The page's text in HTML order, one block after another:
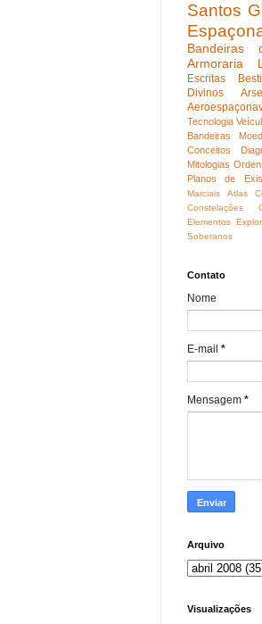
Santos
Bandeiras
Armoraria
Escritas
Divinos
Tecnologia
Bandeiras
Conceitos
Mitologias
Planos de
Marciais
Atlas
Constelações
Elementos
Soberanos
Contato
Nome
E-mail *
Mensagem *
Arquivo
Visualizações